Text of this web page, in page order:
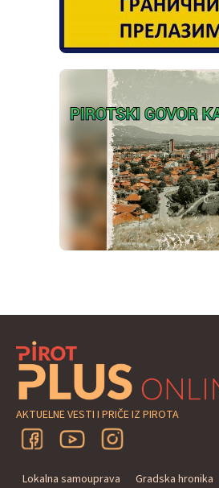
AKTUELNE VESTI I PRIČE IZ PIROTA
Lokalna samouprava Gradska hronika